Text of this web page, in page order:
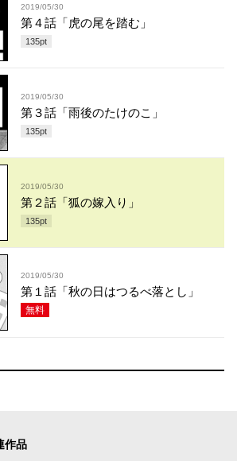
2019/05/30
第４話「虎の尾を踏む」
135pt
2019/05/30
第３話「雨後のたけのこ」
135pt
2019/05/30
第２話「狐の嫁入り」
135pt
2019/05/30
第１話「秋の日はつるべ落とし」
無料
作品